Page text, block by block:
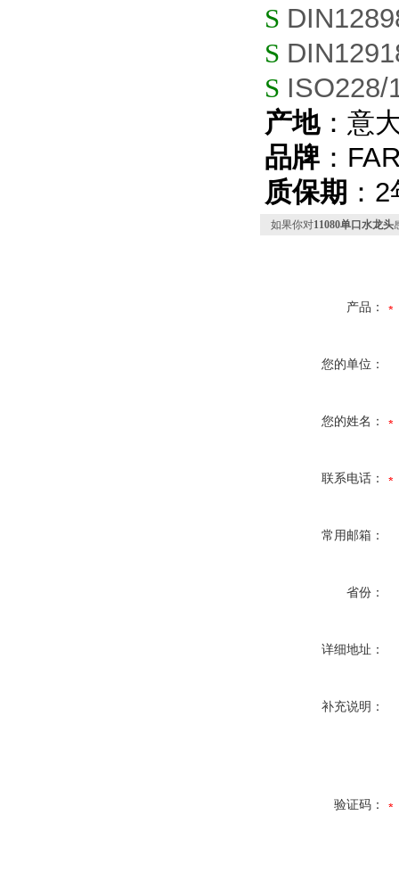
S
S
S ISO228/
产地：意
品牌 ：
质保期 ： 2
如果你对11080单口水龙头
产品：
您的单位：
您的姓名：
联系电话：
常用邮箱：
省份：
详细地址：
补充说明：
验证码：